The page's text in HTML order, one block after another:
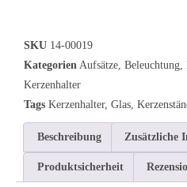
SKU 14-00019
Kategorien Aufsätze Beleuchtung
Kerzenhalter
Tags Kerzenhalter, Glas
Beschreibung Zusätzliche
Produktsicherheit